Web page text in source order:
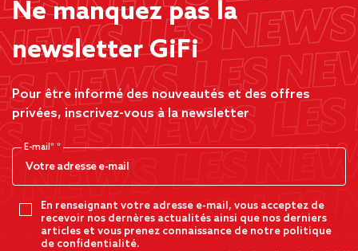
Ne manquez pas la
newsletter GiFi
Pour être informé des nouveautés et des offres
privées, inscrivez-vous à la newsletter
E-mail*
En renseignant votre adresse e-mail, vous acceptez de
recevoir nos dernères actualités ainsi que nos derniers
articles et vous prenez connaissance de notre politique
de confidentialité.